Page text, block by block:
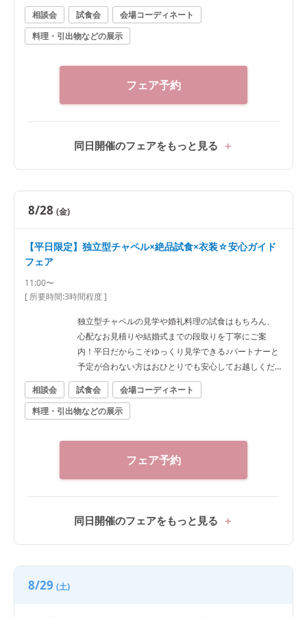
さい。
相談会 試食会
会場コーディネート
料理・引出物などの展示
フェア予約
同日開催のフェアをもっと見る
8/28 (金)
【平日限定】独立型チャペル×絶品試食×衣装☆安心ガイド
フェア
11:00〜
[ 所要時間:3時間程度]
独立型チャペルの見学や婚礼料理の試食はもちろん、
心配なお見積りや結婚式までの段取りを丁寧にご案
内！平日だからこそゆっくり見学できる♪パートナーと
予定が合わない方はおひとりでも安心してお越しくだ
さい。
相談会 試食会
会場コーディネート
料理・引出物などの展示
フェア予約
同日開催のフェアをもっと見る
8/29 (土)